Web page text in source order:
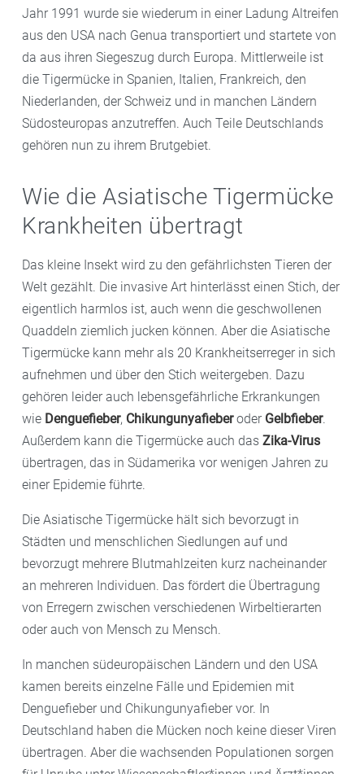
Jahr 1991 wurde sie wiederum in einer Ladung Altreifen
aus den USA nach Genua transportiert und startete von
da aus ihren Siegeszug durch Europa. Mittlerweile ist
die Tigermücke in Spanien, Italien, Frankreich, den
Niederlanden, der Schweiz und in manchen Ländern
Südosteuropas anzutreffen. Auch Teile Deutschlands
gehören nun zu ihrem Brutgebiet.
Wie die Asiatische Tigermücke
Krankheiten übertragt
Das kleine Insekt wird zu den gefährlichsten Tieren der
Welt gezählt. Die invasive Art hinterlässt einen Stich, der
eigentlich harmlos ist, auch wenn die geschwollenen
Quaddeln ziemlich jucken können. Aber die Asiatische
Tigermücke kann mehr als 20 Krankheitserreger in sich
aufnehmen und über den Stich weitergeben. Dazu
gehören leider auch lebensgefährliche Erkrankungen
wie Denguefieber, Chikungunyafieberoder Gelbfieber.
Außerdem kann die Tigermücke auch das Zika-Virus
übertragen, das in Südamerika vor wenigen Jahren zu
einer Epidemie führte.
Die Asiatische Tigermücke hält sich bevorzugt in
Städten und menschlichen Siedlungen auf und
bevorzugt mehrere Blutmahlzeiten kurz nacheinander
an mehreren Individuen. Das fördert die Übertragung
von Erregern zwischen verschiedenen Wirbeltierarten
oder auch von Mensch zu Mensch.
In manchen südeuropäischen Ländern und den USA
kamen bereits einzelne Fälle und Epidemien mit
Denguefieber und Chikungunyafieber vor. In
Deutschland haben die Mücken noch keine dieser Viren
übertragen. Aber die wachsenden Populationen sorgen